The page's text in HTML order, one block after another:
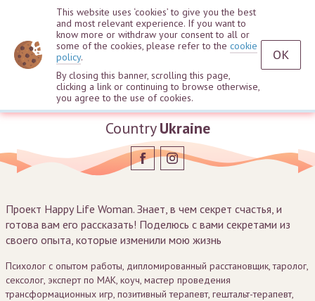
Elena Mikhelson
CountryUkraine
Проект Happy Life Woman. Знает, в чем секрет счастья, и
готова вам его рассказать! Поделюсь с вами секретами из
своего опыта, которые изменили мою жизнь
Психолог с опытом работы, дипломированный расстановщик, таролог,
сексолог, эксперт по МАК, коуч, мастер проведения
трансформационных игр, позитивный терапевт, гештальт-терапевт,
This website uses ‘cookies’ to give you the best
and most relevant experience. If you want to
know more or withdraw your consent to all or
some of the cookies, please refer to the cookie
policy.
By closing this banner, scrolling this page,
clicking a link or continuing to browse otherwise,
you agree to the use of cookies.
OK